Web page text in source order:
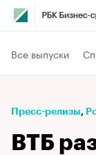
Все выпуски
Пресс-релизы⁠,
ВТБ